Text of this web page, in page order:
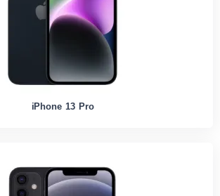
iPhone 13 Pro